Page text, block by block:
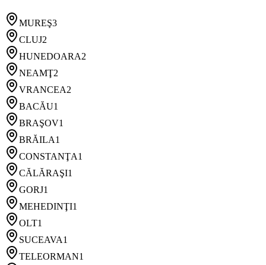
MUREŞ3
CLUJ2
HUNEDOARA2
NEAMŢ2
VRANCEA2
BACĂU1
BRAŞOV1
BRĂILA1
CONSTANŢA1
CĂLĂRAŞI1
GORJ1
MEHEDINŢI1
OLT1
SUCEAVA1
TELEORMAN1